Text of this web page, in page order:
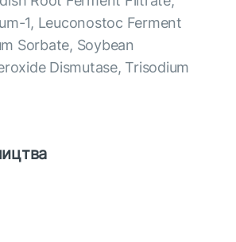
1, Leuconostoc Ferment
Sorbate, Soybean
Dismutase, Trisodium